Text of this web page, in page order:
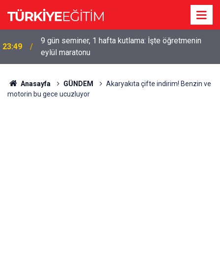
23:49
9 gün seminer, 1 hafta kutlama: İşte öğretmenin
eylül maratonu
Anasayfa GÜNDEM
Akaryakıta çifte indirim! Benzin ve
motorin bu gece ucuzluyor